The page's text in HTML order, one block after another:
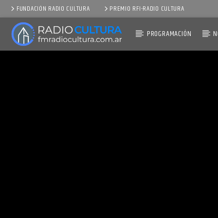
FUNDACIÓN RADIO CULTURA PREMIO RFI-RADIO CULTURA
PROGRAMACIÓN